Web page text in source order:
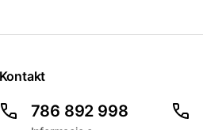
Kontakt
786 892 998